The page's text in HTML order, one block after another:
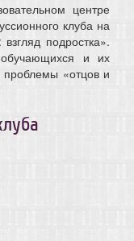
центре
клуба на
подростка».
и их
«отцов и